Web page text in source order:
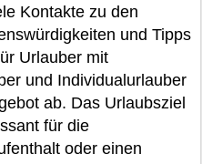
Kontakte zu den
und Tipps
Urlauber mit
und Individualurlauber
ab. Das Urlaubsziel
für die
oder einen